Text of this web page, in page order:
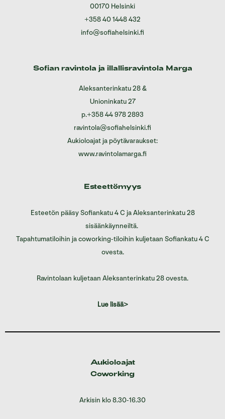
00170 Helsinki
+358 40 1448 432
info@sofiahelsinki.fi
Sofian ravintola ja illallisravintola Marga
Aleksanterinkatu 28&
Unioninkatu 27
p.+358 44 978 2893
ravintola@sofiahelsinki.fi
Aukioloajat ja pöytävaraukset:
www.ravintolamarga.fi
Esteettömyys
Esteetön pääsy Sofiankatu 4 C ja Aleksanterinkatu 28
sisäänkäynneiltä.
Tapahtumatiloihin ja coworking-tiloihin kuljetaan Sofiankatu 4 C
ovesta.
Ravintolaan kuljetaan Aleksanterinkatu 28 ovesta.
Lue lisää>
Aukioloajat
Coworking
Arkisin klo 8.30-16.30